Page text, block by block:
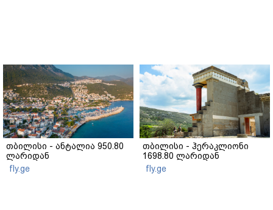
თბილისი - ანტალია 950.80
ლარიდან
fly.ge
თბილისი - ჰერაკლიონი
1698.80 ლარიდან
fly.ge